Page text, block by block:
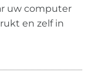
uw computer
en zelf in